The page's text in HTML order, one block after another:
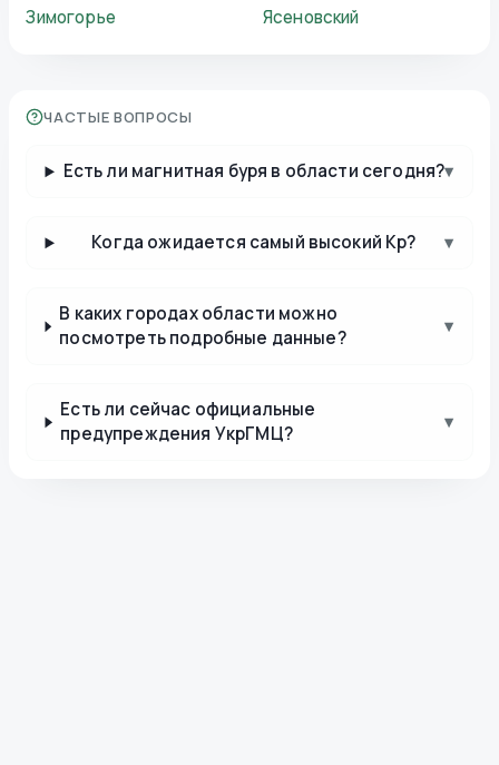
Зимогорье Ясеновский
ЧАСТЫЕ ВОПРОСЫ
Есть ли магнитная буря в области сегодня?▾
Когда ожидается самый высокий Kp? ▾
В каких городах области можно
посмотреть подробные данные?
▾
Есть ли сейчас официальные
предупреждения УкрГМЦ?
▾